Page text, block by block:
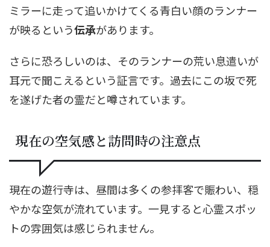
ミラーに走って追いかけてくる青白い顔のランナー
が映るという伝承があります。
さらに恐ろしいのは、そのランナーの荒い息遣いが
耳元で聞こえるという証言です。過去にこの坂で死
を遂げた者の霊だと噂されています。
現在の空気感と訪問時の注意点
現在の遊行寺は、昼間は多くの参拝客で賑わい、穏
やかな空気が流れています。一見すると心霊スポッ
トの雰囲気は感じられません。